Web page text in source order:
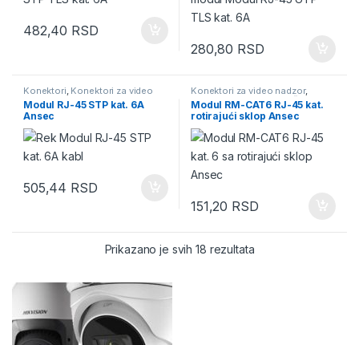
482,40 RSD
280,80 RSD
Konektori Konektori za video
nadzor, Moduli - Konektori ,
Mrežna oprema, Rek ormani
Modul RJ-45 STP kat. 6A
Ansec
505,44 RSD
Konektori za video nadzor,
Moduli - Konektori ,Mrežna
oprema,Rek ormani
Modul RM-CAT6 RJ-45 kat.
rotirajući sklop Ansec
151,20 RSD
Prikazano je svih 18 rezultata